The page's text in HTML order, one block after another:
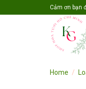
to
Cảm ơn bạn
Home /